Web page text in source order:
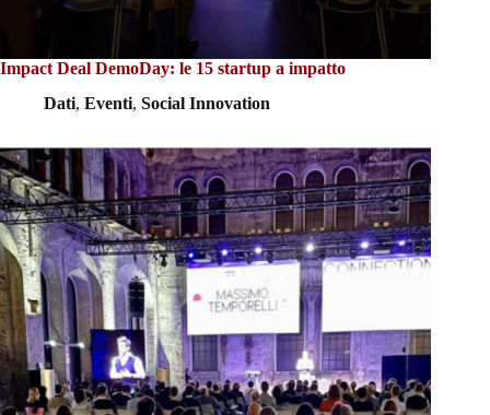
Impact Deal DemoDay: le 15 startup a impatto
Dati, Eventi, Social Innovation